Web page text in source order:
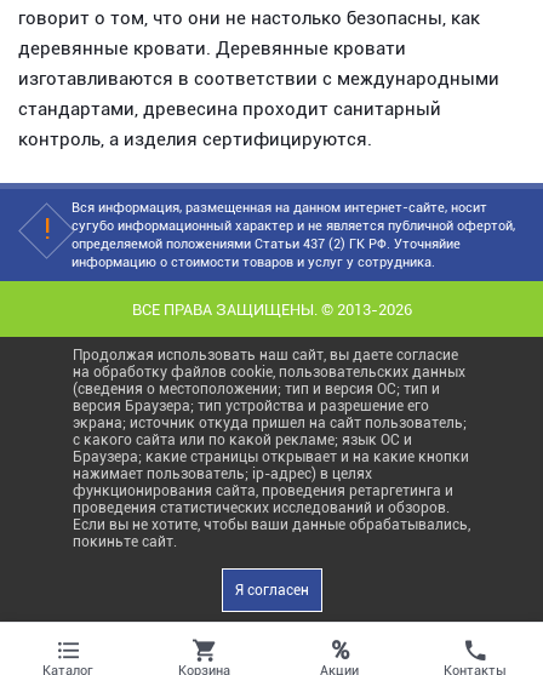
говорит о том, что они не настолько безопасны, как
деревянные кровати. Деревянные кровати
изготавливаются в соответствии с международными
стандартами, древесина проходит санитарный
контроль, а изделия сертифицируются.
Вся информация, размещенная на данном интернет-сайте, носит
сугубо информационный характер и не является публичной офертой,
определяемой положениями Статьи 437 (2) ГК РФ. Уточняйие
информацию о стоимости товаров и услуг у сотрудника.
ВСЕ ПРАВА ЗАЩИЩЕНЫ. © 2013-2026
Продолжая использовать наш сайт, вы даете согласие
на обработку файлов cookie, пользовательских данных
(сведения о местоположении; тип и версия ОС; тип и
версия Браузера; тип устройства и разрешение его
экрана; источник откуда пришел на сайт пользователь;
с какого сайта или по какой рекламе; язык ОС и
Браузера; какие страницы открывает и на какие кнопки
нажимает пользователь; ip-адрес) в целях
функционирования сайта, проведения ретаргетинга и
проведения статистических исследований и обзоров.
Если вы не хотите, чтобы ваши данные обрабатывались,
покиньте сайт.
Я согласен
Каталог Корзина
%
Акции Контакты